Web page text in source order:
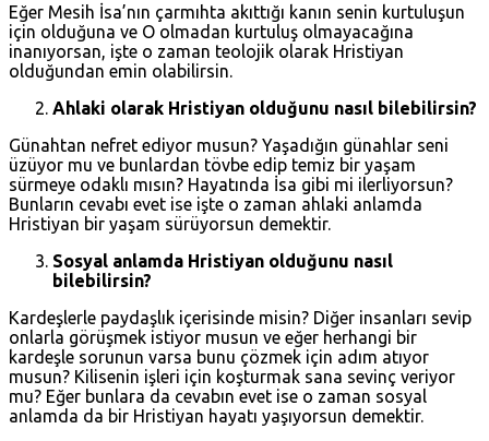
Eğer Mesih İsa’nın çarmıhta akıttığı kanın senin kurtuluşun
için olduğuna ve O olmadan kurtuluş olmayacağına
inanıyorsan, işte o zaman teolojik olarak Hristiyan
olduğundan emin olabilirsin.
Ahlaki olarak Hristiyan olduğunu nasıl bilebilirsin?
Günahtan nefret ediyor musun? Yaşadığın günahlar seni
üzüyor mu ve bunlardan tövbe edip temiz bir yaşam
sürmeye odaklı mısın? Hayatında İsa gibi mi ilerliyorsun?
Bunların cevabı evet ise işte o zaman ahlaki anlamda
Hristiyan bir yaşam sürüyorsun demektir.
Sosyal anlamda Hristiyan olduğunu nasıl
bilebilirsin?
Kardeşlerle paydaşlık içerisinde misin? Diğer insanları sevip
onlarla görüşmek istiyor musun ve eğer herhangi bir
kardeşle sorunun varsa bunu çözmek için adım atıyor
musun? Kilisenin işleri için koşturmak sana sevinç veriyor
mu? Eğer bunlara da cevabın evet ise o zaman sosyal
anlamda da bir Hristiyan hayatı yaşıyorsun demektir.